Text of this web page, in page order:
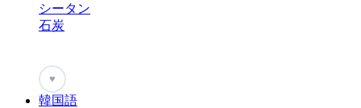
シータン
石炭
♥
韓国語